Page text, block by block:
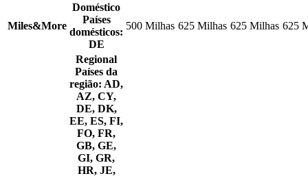
Miles&More
Doméstico
Países
domésticos:
DE
500 Milhas 625 Milhas 625 Milhas 625
Regional
Países da
região: AD,
AZ, CY,
DE, DK,
EE, ES, FI,
FO, FR,
GB, GE,
GI, GR,
HR, JE,